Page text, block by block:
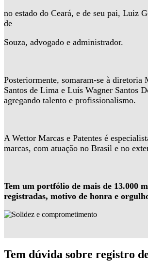
no estado do Ceará, e de seu pai, Luiz
de
Souza, advogado e administrador.
Posteriormente, somaram-se à diretoria
Santos de Lima e Luís Wagner Santos
agregando talento e profissionalismo.
A Wettor Marcas e Patentes é
marcas, com atuação no Brasil e no
Tem um portfólio de mais de 13.000
registradas, motivo de honra e
Tem dúvida sobre registro